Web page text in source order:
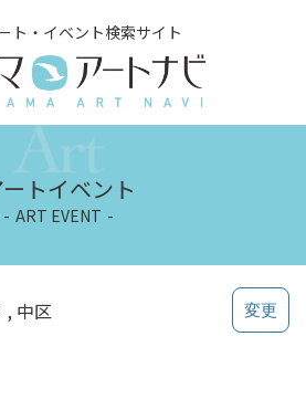
ト・イベント検索サイト
トイベント
ART EVENT
中区